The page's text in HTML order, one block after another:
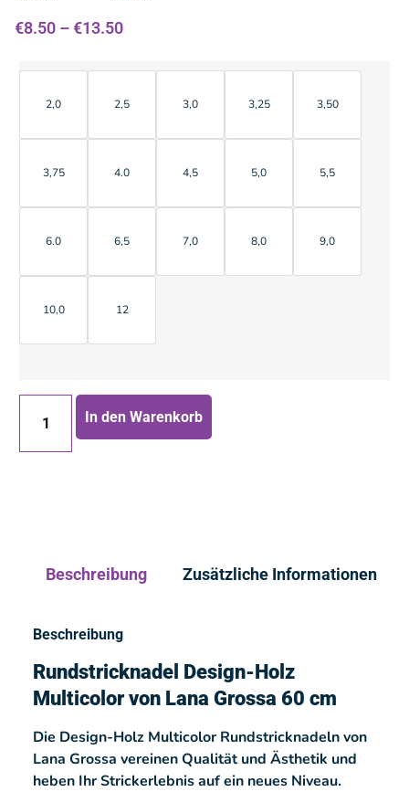
€8.50 –€13.50
2,0 2,5 3,0 3,25 3,50
3,75 4.0 4,5 5,0 5,5
6.0 6,5 7,0 8,0 9,0
10,0 12
In den Warenkorb
Beschreibung Zusätzliche Informationen
Beschreibung
Rundstricknadel Design-Holz
Multicolor von Lana Grossa 60 cm
Die Design-Holz Multicolor Rundstricknadeln von
Lana Grossa vereinen Qualität und Ästhetik und
heben Ihr Strickerlebnis auf ein neues Niveau.